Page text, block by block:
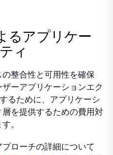
るアプリケー
ィ
整合性と可用性を確保
ーアプリケーションエク
るために、アプリケーシ
を提供するための費用対
。
ローチの詳細について